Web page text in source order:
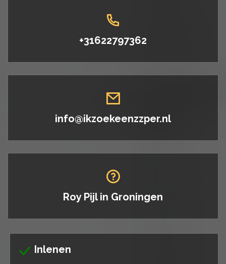
+31622797362
info@ikzoekeenzzper.nl
Roy Pijl in Groningen
Inlenen